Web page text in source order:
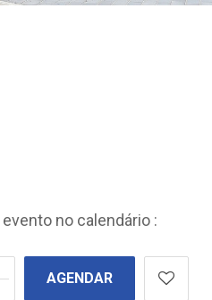
no calendário :
AGENDAR